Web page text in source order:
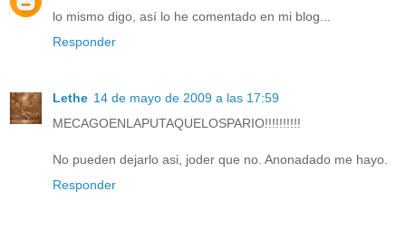
lo mismo digo, así lo he comentado en mi blog...
Responder
Lethe 14 de mayo de 2009 a las 17:59
MECAGOENLAPUTAQUELOSPARIO!!!!!!!!!!
No pueden dejarlo asi, joder que no. Anonadado me hayo.
Responder